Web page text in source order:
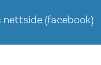
(facebook)